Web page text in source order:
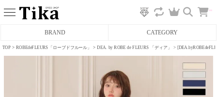
BRAND CATEGORY
へ
TOP ROBEdeFLEURS「ローブドフルール」 DEA. by ROBE de FLEURS 「ディア」